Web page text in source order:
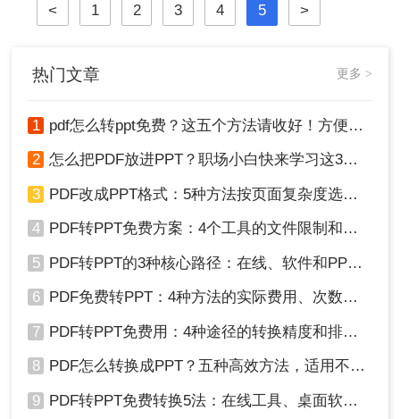
然有一些方法。今天的分享将介绍各
种从免费到几乎完美的转换方法。如
制，那就一言不发地复制和粘贴你想
要的内容！如果你想将全文转换为
文件转换工具。
< 1 2 3 4 5 >
热门文章 更多 >
1 pdf怎么转ppt免费？这五个方法请收好！方便又好用！
2 怎么把PDF放进PPT？职场小白快来学习这3种方法！
3 PDF改成PPT格式：5种方法按页面复杂度选择！
4 PDF转PPT免费方案：4个工具的文件限制和输出质量对比！
5 PDF转PPT的3种核心路径：在线、软件和PPT自带的适用范围！
6 PDF免费转PPT：4种方法的实际费用、次数限制和效果！
7 PDF转PPT免费用：4种途径的转换精度和排版保留能力对比！
8 PDF怎么转换成PPT？五种高效方法，适用不同场景全解析！
9 PDF转PPT免费转换5法：在线工具、桌面软件和PPT插件的优劣！